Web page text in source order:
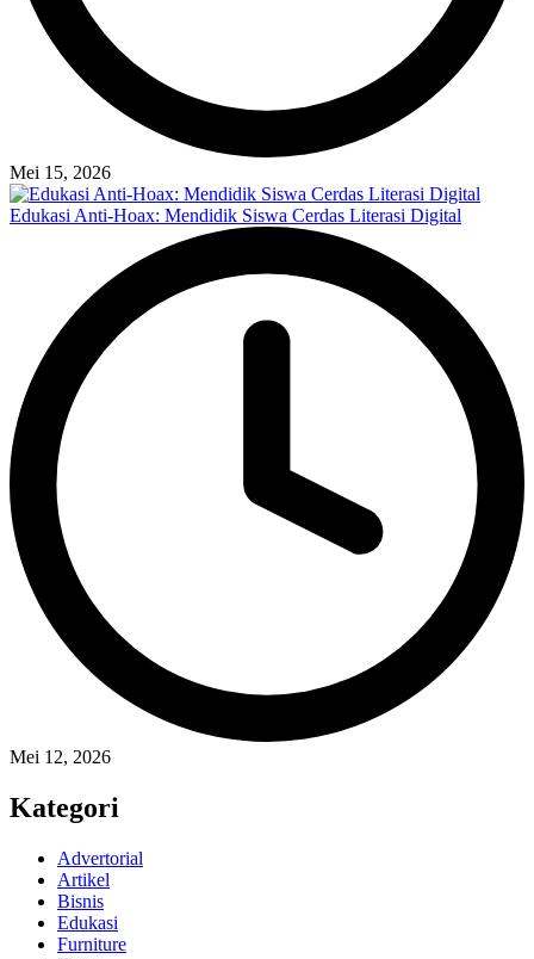
Mei 15, 2026
Edukasi Anti-Hoax: Mendidik Siswa Cerdas Literasi Digital
Mei 12, 2026
Kategori
Advertorial
Artikel
Bisnis
Edukasi
Furniture